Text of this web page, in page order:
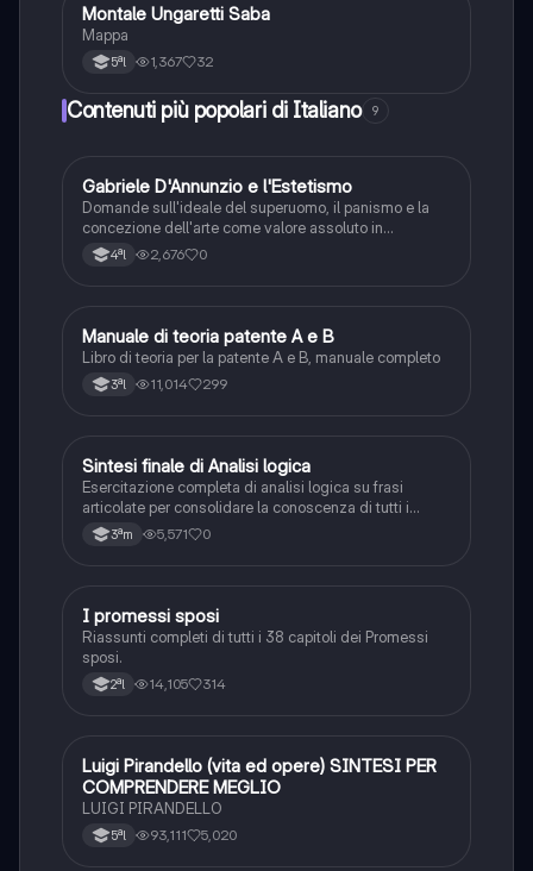
Italiano
Montale Ungaretti Saba
Mappa
5ªl 1,367 32
Contenuti più popolari di Italiano 9
GItaliano
Gabriele D'Annunzio e l'Estetismo
Domande sull'ideale del superuomo, il panismo e la
concezione dell'arte come valore assoluto in
D'Annunzio.
4ªl 2,676 0
Italiano
Manuale di teoria patente A e B
Libro di teoria per la patente A e B, manuale completo
3ªl 11,014 299
SItaliano
Sintesi finale di Analisi logica
Esercitazione completa di analisi logica su frasi
articolate per consolidare la conoscenza di tutti i
complementi.
3ªm 5,571 0
Italiano
I promessi sposi
Riassunti completi di tutti i 38 capitoli dei Promessi
sposi.
2ªl 14,105 314
Italiano
Luigi Pirandello (vita ed opere) SINTESI PER
COMPRENDERE MEGLIO
LUIGI PIRANDELLO
5ªl 93,111 5,020